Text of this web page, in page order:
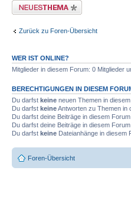
Neues Thema erstellen
Zurück zu Foren-Übersicht
WER IST ONLINE?
Mitglieder in diesem Forum: 0 Mitglieder
BERECHTIGUNGEN IN DIESEM
Du darfst keine neuen Themen in
Du darfst keineAntworten zu Themen in
Du darfst deine Beiträge in diesem Forum
Du darfst deine Beiträge in diesem Forum
Du darfst keine Dateianhänge in diesem
Foren-Übersicht